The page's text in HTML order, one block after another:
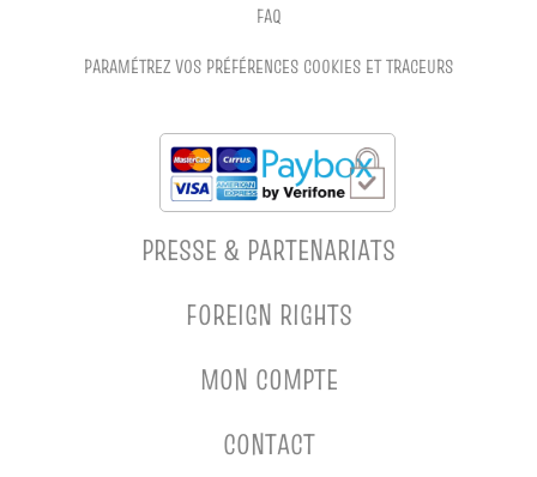
FAQ
PARAMÉTREZ VOS PRÉFÉRENCES COOKIES ET TRACEURS
PRESSE & PARTENARIATS
FOREIGN RIGHTS
MON COMPTE
CONTACT